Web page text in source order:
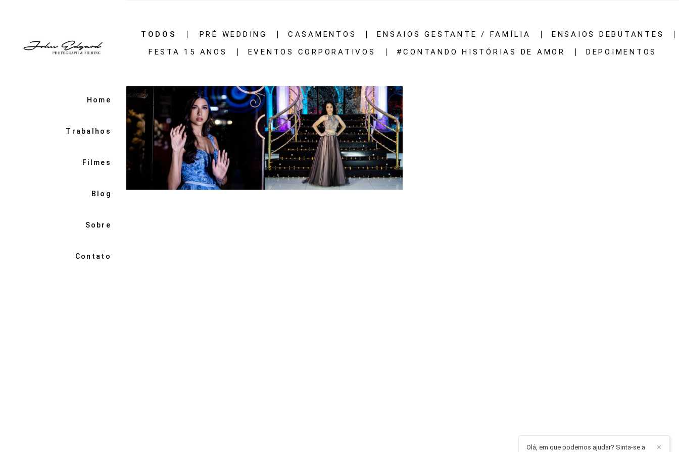
Home
Trabalhos
Filmes
Blog
Sobre
Contato
TODOS PRÉ WEDDING CASAMENTOS ENSAIOS GESTANTE / FAMÍLIA
ENSAIOS DEBUTANTES
FESTA 15 ANOS
EVENTOS CORPORATIVOS #CONTANDO HISTÓRIAS DE AMOR DEPOIMENTOS
670 0 1442 47
✕
Olá, em que podemos ajudar? Sinta-se a